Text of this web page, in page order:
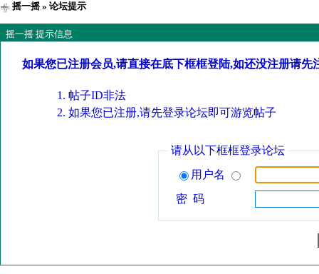
摇一摇» 论坛提示
摇一摇 提示信息
如果您已注册会员,请直接在底下框框登陆,如还没注册请先
帖子ID非法
如果您已注册,请先登录论坛即可游览帖子
请从以下框框登录论坛
用户名
密 码